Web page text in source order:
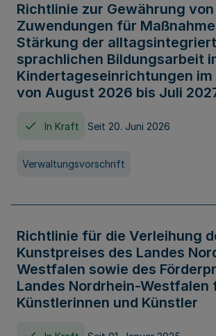
Richtlinie zur Gewährung von
Zuwendungen für
Stärkung der
sprachlichen Bildungsarbeit
Kindertageseinrichtungen im
von August 2026 bis Juli
In Kraft Seit 20. Juni 2026
Verwaltungsvorschrift
Richtlinie für die Verleihung
Kunstpreises des Landes
Westfalen sowie des
Landes Nordrhein-Westfalen
Künstlerinnen und Künstler